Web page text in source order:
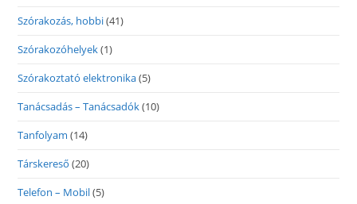
Szórakozás, hobbi(41)
Szórakozóhelyek(1)
Szórakoztató elektronika(5)
Tanácsadás – Tanácsadók(10)
Tanfolyam (14)
Társkereső (20)
Telefon – Mobil(5)